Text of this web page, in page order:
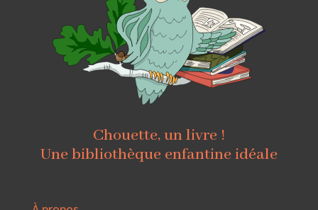
Chouette, un livre !
Une bibliothèque enfantine idéale